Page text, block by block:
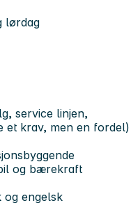
lørdag
service linjen,
et krav, men en fordel)
og bærekraft
og engelsk